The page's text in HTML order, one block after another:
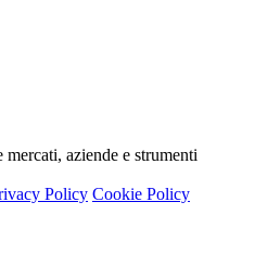
aziende e strumenti
Policy Cookie Policy